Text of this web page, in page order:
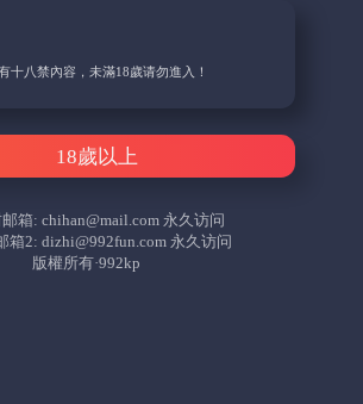
十八禁內容，未滿18歲请勿進入！
18歲以上
邮箱: chihan@mail.com永久访问
箱2:dizhi@992fun.com 永久访问
版權所有·992kp